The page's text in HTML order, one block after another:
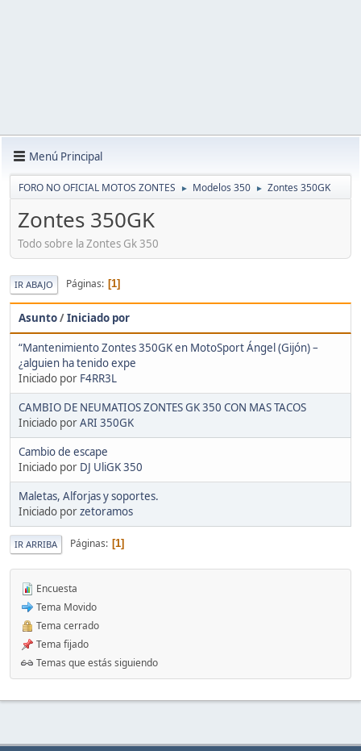
Menú Principal
FORO NO OFICIAL MOTOS ZONTES ► Modelos 350 ► Zontes 350GK
Zontes 350GK
Todo sobre la Zontes Gk 350
IR ABAJO Páginas 1
Asunto/Iniciado por
“Mantenimiento Zontes 350GK en MotoSport Ángel (Gijón) –
¿alguien ha tenido expe
Iniciado por F4RR3L
CAMBIO DE NEUMATIOS ZONTES GK 350 CON MAS TACOS
Iniciado porARI 350GK
Cambio de escape
Iniciado por DJ UliGK 350
Maletas, Alforjas y soportes.
Iniciado porzetoramos
IR ARRIBA Páginas 1
Encuesta
Tema Movido
Tema cerrado
Tema fijado
Temas que estás siguiendo